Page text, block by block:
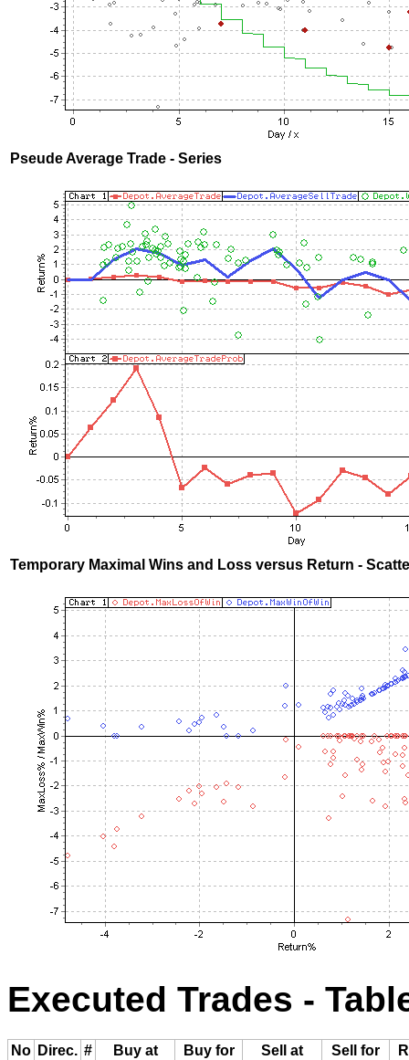
Pseude Average Trade - Series
Temporary Maximal Wins and Loss versus Return -
Executed Trades -
No Direc. # Buy at Buy for Sell at Sell for